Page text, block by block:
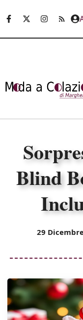
Blind
29